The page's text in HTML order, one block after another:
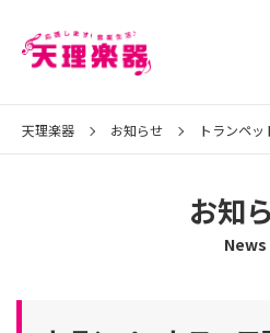
天理楽器 お知らせ トランペ
お知
News